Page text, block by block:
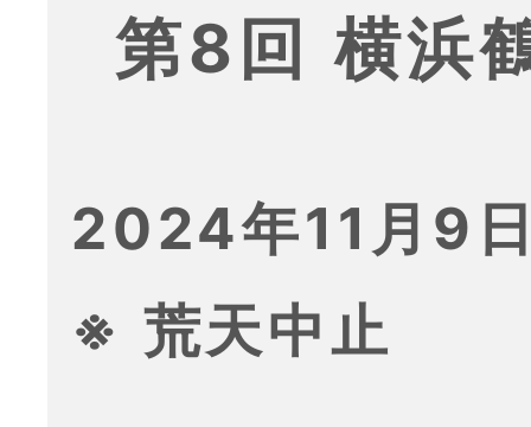
第8回 横浜
2024年11月9
※ 荒天中止